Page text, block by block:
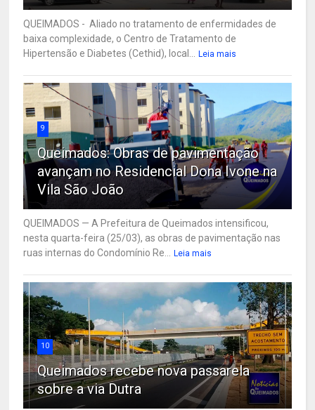
QUEIMADOS - Aliado no tratamento de enfermidades de
baixa complexidade, o Centro de Tratamento de
Hipertensão e Diabetes (Cethid), local...
Leia mais
9
Queimados: Obras de pavimentação
avançam no Residencial Dona Ivone na
Vila São João
QUEIMADOS — A Prefeitura de Queimados intensificou,
nesta quarta-feira (25/03), as obras de pavimentação nas
ruas internas do Condomínio Re...
Leia mais
10
Queimados recebe nova passarela
sobre a via Dutra